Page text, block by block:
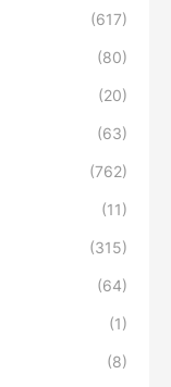
(617)
(80)
(20)
(63)
(762)
(11)
(315)
(64)
(1)
(8)